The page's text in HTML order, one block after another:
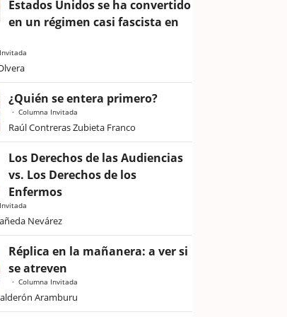
Estados Unidos se ha convertido
en un régimen casi fascista en
¿Quién se entera primero?
Columna Invitada
Raúl Contreras Zubieta Franco
Los Derechos de las Audiencias
vs. Los Derechos de los
Enfermos
Nevárez
Réplica en la mañanera: a ver si
se atreven
Columna Invitada
Aramburu